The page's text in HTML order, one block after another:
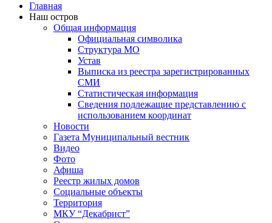
Главная
Наш остров
Общая информация
Официальная символика
Структура МО
Устав
Выписка из реестра зарегистрированных
СМИ
Статистическая информация
Сведения подлежащие представлению с
использованием координат
Новости
Газета Муниципальный вестник
Видео
Фото
Афиша
Реестр жилых домов
Социальные объекты
Территория
МКУ “Декабрист”